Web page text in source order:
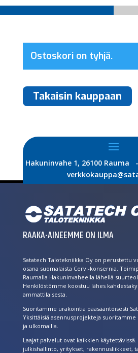
Ostoskori on tyhjä.
Takaisin kauppaan
Hakuninvahe 1, 26100
RAAKA-AINEEMME ON ILMA
Satatech Talotekniikka Oy on perustettu
osana suomalaista Cervi-konsernia.
Raumalla Hakuninvaheella lähellä
Henkilöstömme koostuu lähes
ammattilaisesta.
Suoritamme urakointia pääsääntöisesti
Yksittäisiä asennusprojekteja suoritamme
ja ulkomailla.
Laajat palvelut ovat kaikkien
julkishallinto, yritykset, rakennusliikkeet,